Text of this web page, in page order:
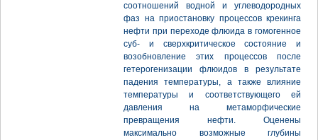
соотношений водной и углеводородных
фаз на приостановку процессов крекинга
нефти при переходе флюида в гомогенное
суб- и сверхкритическое состояние и
возобновление этих процессов после
гетерогенизации флюидов в результате
падения температуры, а также влияние
температуры и соответствующего ей
давления на метаморфические
превращения нефти. Оценены
максимально возможные глубины